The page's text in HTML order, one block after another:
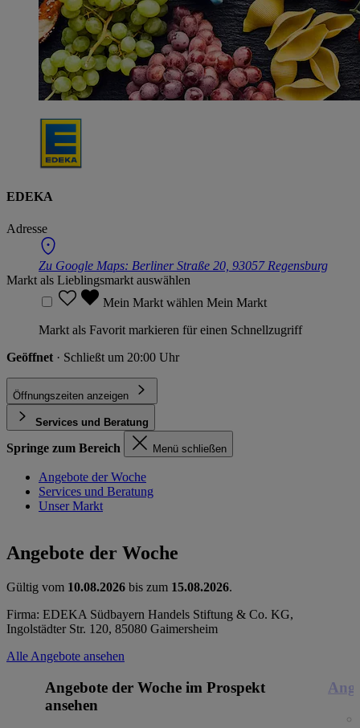
EDEKA
Adresse
Zu Google Maps: Berliner Straße 20, 93057 Regensburg
Markt als Lieblingsmarkt auswählen
Mein Markt wählen Mein Markt
Markt als Favorit markieren für einen Schnellzugriff
Geöffnet · Schließt um 20:00 Uhr
Öffnungszeiten anzeigen
Services und Beratung
Springe zum Bereich Menü schließen
Angebote der Woche
Services und Beratung
Unser Markt
Angebote der Woche
Gültig vom 10.08.2026 bis zum 15.08.2026.
Firma: EDEKA Südbayern Handels Stiftung & Co. KG,
Ingolstädter Str. 120, 85080 Gaimersheim
Alle Angebote ansehen
Angebote der Woche im Prospekt
ansehen